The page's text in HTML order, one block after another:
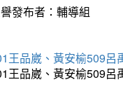
發布者：輔導組
王品崴、黃安榆509呂
王品崴、黃安榆509呂